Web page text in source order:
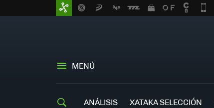
MENÚ
ANÁLISIS XATAKA SELECCIÓN